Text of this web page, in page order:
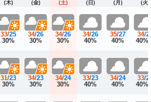
(木)
33/25
30%
31/23
30%
(金)
34/26
30%
34/23
30%
(土)
34/26
30%
34/24
30%
(日)
34/26
40%
33/23
40%
(月)
35/27
40%
34/24
40%
(火)
34/27
40%
33/25
40%